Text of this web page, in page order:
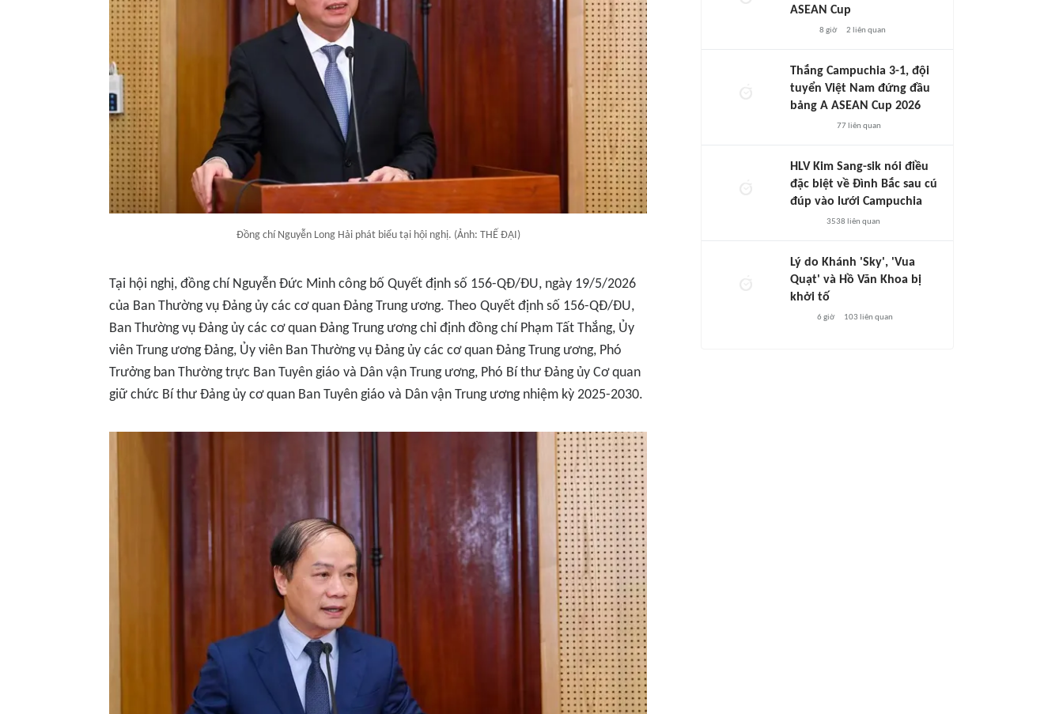
Đồng chí Nguyễn Long Hải phát biểu tại hội nghị. (Ảnh: THẾ ĐẠI)
Tại hội nghị, đồng chí Nguyễn Đức Minh công bố Quyết định số 156-QĐ/ĐU, ngày 19/5/2026
của Ban Thường vụ Đảng ủy các cơ quan Đảng Trung ương. Theo Quyết định số 156-QĐ/ĐU,
Ban Thường vụ Đảng ủy các cơ quan Đảng Trung ương chỉ định đồng chí Phạm Tất Thắng, Ủy
viên Trung ương Đảng, Ủy viên Ban Thường vụ Đảng ủy các cơ quan Đảng Trung ương, Phó
Trưởng ban Thường trực Ban Tuyên giáo và Dân vận Trung ương, Phó Bí thư Đảng ủy Cơ quan
giữ chức Bí thư Đảng ủy cơ quan Ban Tuyên giáo và Dân vận Trung ương nhiệm kỳ 2025-2030.
ASEAN Cup
8 giờ 2 liên quan
Thắng Campuchia 3-1, đội
tuyển Việt Nam đứng đầu
bảng A ASEAN Cup 2026
77liên quan
HLV Kim Sang-sik nói điều
đặc biệt về Đình Bắc sau cú
đúp vào lưới Campuchia
3538 liên quan
Lý do Khánh 'Sky', 'Vua
Quạt' và Hồ Văn Khoa bị
khởi tố
6 giờ 103 liên quan